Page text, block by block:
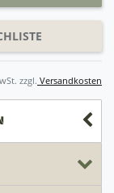
zzgl. Versandkosten